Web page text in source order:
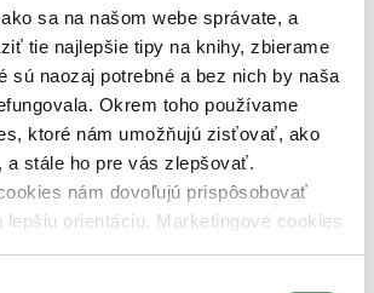
sa na našom webe správate, a
tie najlepšie tipy na knihy, zbierame
sú naozaj potrebné a bez nich by naša
Okrem toho používame
ktoré nám umožňujú zisťovať, ako
a stále ho pre vás zlepšovať.
nám dovoľujú prispôsobovať
lepšiu orientáciu. Marketingové cookies
zobrazenie relevantnej reklamy.
láska
život (1 titul) manželský život
titul)pre ženy1
Publishers (1 titul)HarperCollins